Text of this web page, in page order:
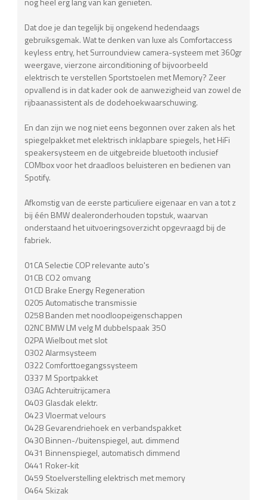
Dat doe je dan tegelijk bij ongekend hedendaags
gebruiksgemak. Wat te denken van luxe als Comfortaccess
keyless entry, het Surroundview camera-systeem met 360gr
weergave, vierzone airconditioning of bijvoorbeeld
elektrisch te verstellen Sportstoelen met Memory? Zeer
opvallend is in dat kader ook de aanwezigheid van zowel de
rijbaanassistent als de dodehoekwaarschuwing.
En dan zijn we nog niet eens begonnen over zaken als het
spiegelpakket met elektrisch inklapbare spiegels, het HiFi
speakersysteem en de uitgebreide bluetooth inclusief
COMbox voor het draadloos beluisteren en bedienen van
Spotify.
Afkomstig van de eerste particuliere eigenaar en van a tot z
bij één BMW dealeronderhouden topstuk, waarvan
onderstaand het uitvoeringsoverzicht opgevraagd bij de
fabriek.
01CA Selectie COP relevante auto's
01CB CO2 omvang
01CD Brake Energy Regeneration
0205 Automatische transmissie
0258 Banden met noodloopeigenschappen
02NC BMW LM velg M dubbelspaak 350
02PA Wielbout met slot
0302 Alarmsysteem
0322 Comforttoegangssysteem
0337 M Sportpakket
03AG Achteruitrijcamera
0403 Glasdak elektr.
0423 Vloermat velours
0428 Gevarendriehoek en verbandspakket
0430 Binnen-/buitenspiegel, aut. dimmend
0431 Binnenspiegel, automatisch dimmend
0441 Roker-kit
0459 Stoelverstelling elektrisch met memory
0464 Skizak